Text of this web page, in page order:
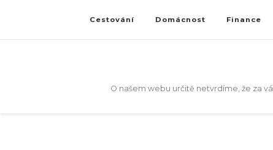
Cestování Domácnost Finance
O našem webu určitě netvrdíme, že za